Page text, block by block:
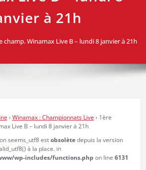
à 21h
champ. Winamax Live B – lundi 8 janvier à 21h
› Winamax : Championnats Live › 1ère
Live B – lundi 8 janvier à 21h
seems_utf8 estobsolètedepuis la version
à la place. in
wp-includes/functions.php on line 6131